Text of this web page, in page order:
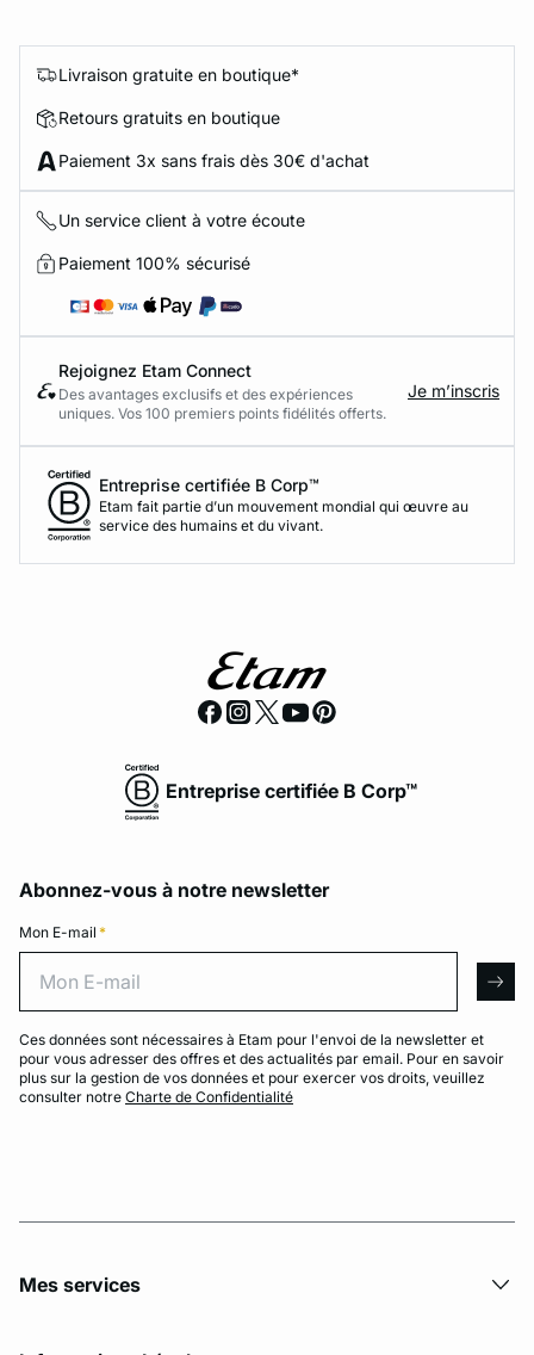
Livraison gratuite en boutique*
Retours gratuits en boutique
Paiement 3x sans frais dès 30€ d'achat
Un service client à votre écoute
Paiement 100% sécurisé
Rejoignez Etam Connect
Des avantages exclusifs et des expériences
uniques. Vos 100 premiers points fidélités offerts.
Je m’inscris
Entreprise certifiée B Corp™
Etam fait partie d’un mouvement mondial qui œuvre au
service des humains et du vivant.
Entreprise certifiée B Corp™
Abonnez-vous à notre newsletter
Mon E-mail *
Ces données sont nécessaires à Etam pour l'envoi de la newsletter et
pour vous adresser des offres et des actualités par email. Pour en savoir
plus sur la gestion de vos données et pour exercer vos droits, veuillez
consulter notre Charte de Confidentialité
Mes services